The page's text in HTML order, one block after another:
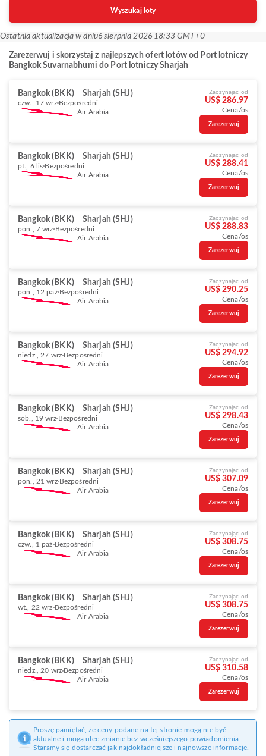
Wyszukaj loty
Ostatnia aktualizacja w dniu6 sierpnia 2026 18:33 GMT+0
Zarezerwuj i skorzystaj z najlepszych ofert lotów od Port lotniczy
Bangkok Suvarnabhumi do Port lotniczy Sharjah
Bangkok (BKK) Sharjah (SHJ)
czw., 17 wrz Bezpośredni
Air Arabia
Zaczynając od
US$ 286.97
Cena/os
Zarezerwuj
Bangkok (BKK) Sharjah (SHJ)
pt., 6 lis Bezpośredni
Air Arabia
Zaczynając od
US$ 288.41
Cena/os
Zarezerwuj
Bangkok (BKK) Sharjah (SHJ)
pon., 7 wrz Bezpośredni
Air Arabia
Zaczynając od
US$ 288.83
Cena/os
Zarezerwuj
Bangkok (BKK) Sharjah (SHJ)
pon., 12 paź Bezpośredni
Air Arabia
Zaczynając od
US$ 290.25
Cena/os
Zarezerwuj
Bangkok (BKK) Sharjah (SHJ)
niedz., 27 wrz Bezpośredni
Air Arabia
Zaczynając od
US$ 294.92
Cena/os
Zarezerwuj
Bangkok (BKK) Sharjah (SHJ)
sob., 19 wrz Bezpośredni
Air Arabia
Zaczynając od
US$ 298.43
Cena/os
Zarezerwuj
Bangkok (BKK) Sharjah (SHJ)
pon., 21 wrz Bezpośredni
Air Arabia
Zaczynając od
US$ 307.09
Cena/os
Zarezerwuj
Bangkok (BKK) Sharjah (SHJ)
czw., 1 paź Bezpośredni
Air Arabia
Zaczynając od
US$ 308.75
Cena/os
Zarezerwuj
Bangkok (BKK) Sharjah (SHJ)
wt., 22 wrz Bezpośredni
Air Arabia
Zaczynając od
US$ 308.75
Cena/os
Zarezerwuj
Bangkok (BKK) Sharjah (SHJ)
niedz., 20 wrz Bezpośredni
Air Arabia
Zaczynając od
US$ 310.58
Cena/os
Zarezerwuj
Proszę pamiętać, że ceny podane na tej stronie mogą nie być
aktualne i mogą ulec zmianie bez wcześniejszego powiadomienia.
Staramy się dostarczać jak najdokładniejsze i najnowsze informacje.